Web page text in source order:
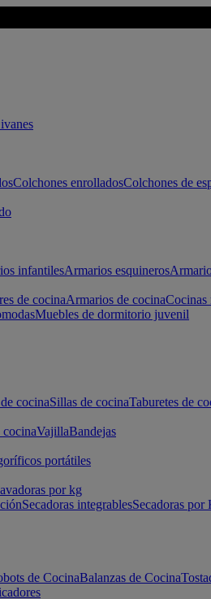
Colchones enrolladosColchones de
infantilesArmarios esquineros
de cocinaArmarios de cocinaCocinas
Muebles de dormitorio juvenil
cocinaSillas de cocinaTaburetes de
VajillaBandejas
portátiles
por kg
Secadoras integrablesSecadoras por
de CocinaBalanzas de Cocina